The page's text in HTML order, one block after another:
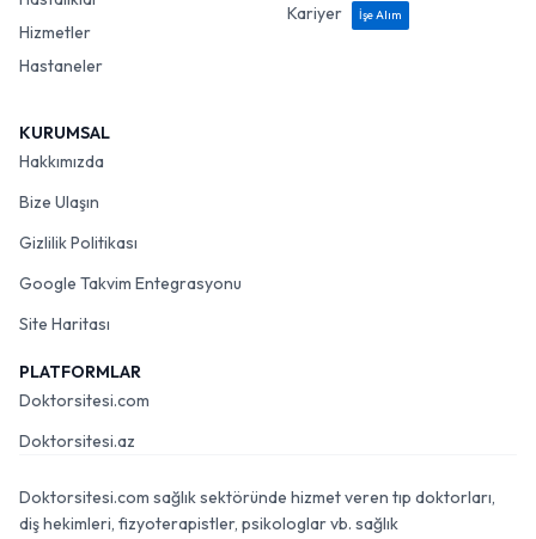
Hizmetler
Hastaneler
Kariyer
İşe Alım
KURUMSAL
Hakkımızda
Bize Ulaşın
Gizlilik Politikası
Google Takvim Entegrasyonu
Site Haritası
PLATFORMLAR
Doktorsitesi.com
Doktorsitesi.az
Doktorsitesi.com sağlık sektöründe hizmet veren tıp doktorları,
diş hekimleri, fizyoterapistler, psikologlar vb. sağlık